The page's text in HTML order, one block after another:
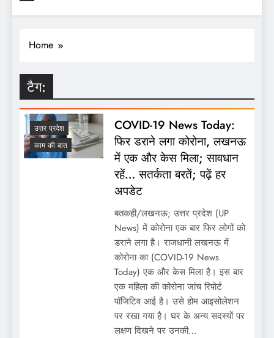
Home
टैग:
उत्तर प्रदेश
काम की बात
COVID-19 News Today:
फिर डराने लगा कोरोना, लखनऊ
में एक और केस मिला; सावधान
रहें… सतर्कता बरतें; पढ़ें हर
अपडेट
बतकही/लखनऊ; उत्तर प्रदेश (UP
News) में कोरोना एक बार फिर लोगों को
डराने लगा है। राजधानी लखनऊ में
कोरोना का (COVID-19 News
Today) एक और केस मिला है। इस बार
एक महिला की कोरोना जांच रिपोर्ट
पॉजिटिव आई है। उसे होम आइसोलेशन
पर रखा गया है। घर के अन्य सदस्यों पर
लक्षण दिखने पर उनकी…